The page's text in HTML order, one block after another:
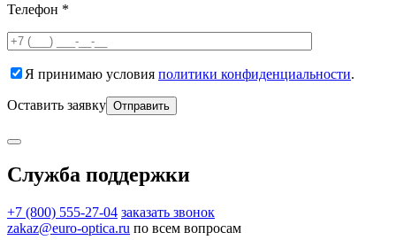
Телефон *
Я принимаю условия политики конфиденциальности.
Оставить заявку
Служба поддержки
+7 (800) 555-27-04 заказать звонок
zakaz@euro-optica.ru по всем вопросам